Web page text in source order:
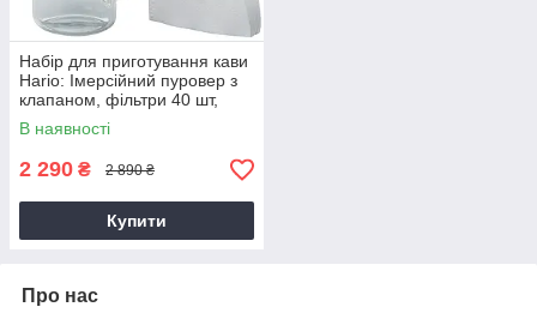
Набір для приготування кави
Hario: Імерсійний пуровер з
клапаном, фільтри 40 шт,
графін
В наявності
2 290 ₴ 2 890 ₴
Купити
Про нас